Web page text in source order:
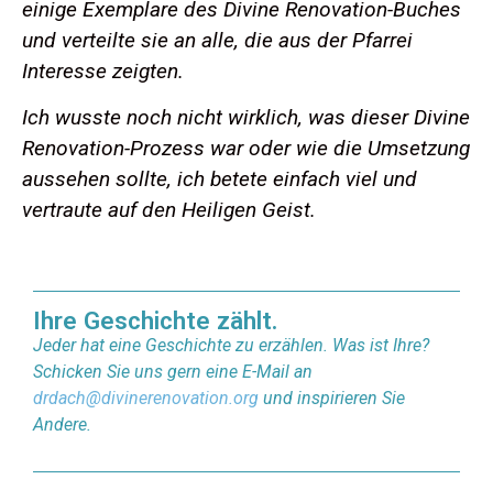
einige Exemplare des Divine Renovation-Buches
und verteilte sie an alle, die aus der Pfarrei
Interesse zeigten.
Ich wusste noch nicht wirklich, was dieser Divine
Renovation-Prozess war oder wie die Umsetzung
aussehen sollte, ich betete einfach viel und
vertraute auf den Heiligen Geist.
Ihre Geschichte zählt.
Jeder hat eine Geschichte zu erzählen. Was ist Ihre?
Schicken Sie uns gern eine E-Mail an
drdach@divinerenovation.org und inspirieren Sie
Andere.